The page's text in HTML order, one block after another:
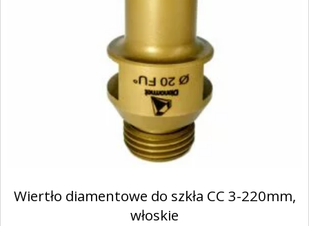
Wiertło diamentowe do szkła CC 3-220mm,
włoskie